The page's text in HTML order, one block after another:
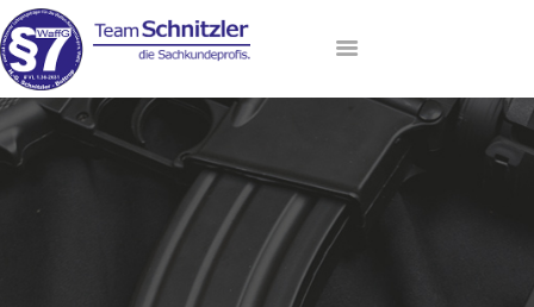
ANMELDUNG
AKTUELLE TERMINE
LEHRGANGSANGEBOT